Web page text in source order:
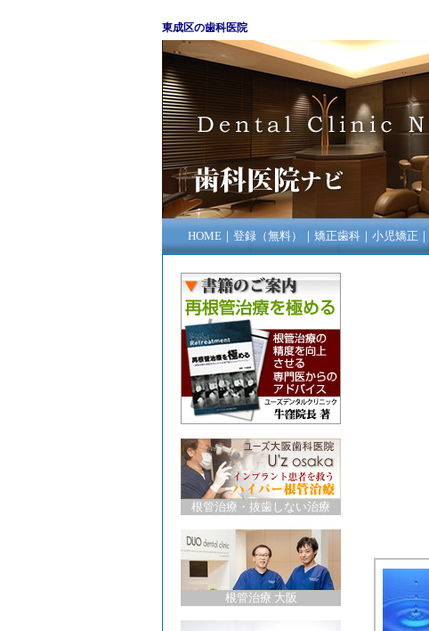
東成区の歯科医院
HOME｜ 登録（無料） ｜ 矯正歯科｜ 小児矯正 ｜
根管治療 ・ 抜歯しない治療
根管治療 大阪